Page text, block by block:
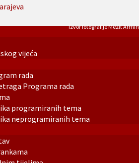
vijeća
rada
Programa rada
programiranih tema
neprogramiranih tema
Izvor fotografije Mezit Armin